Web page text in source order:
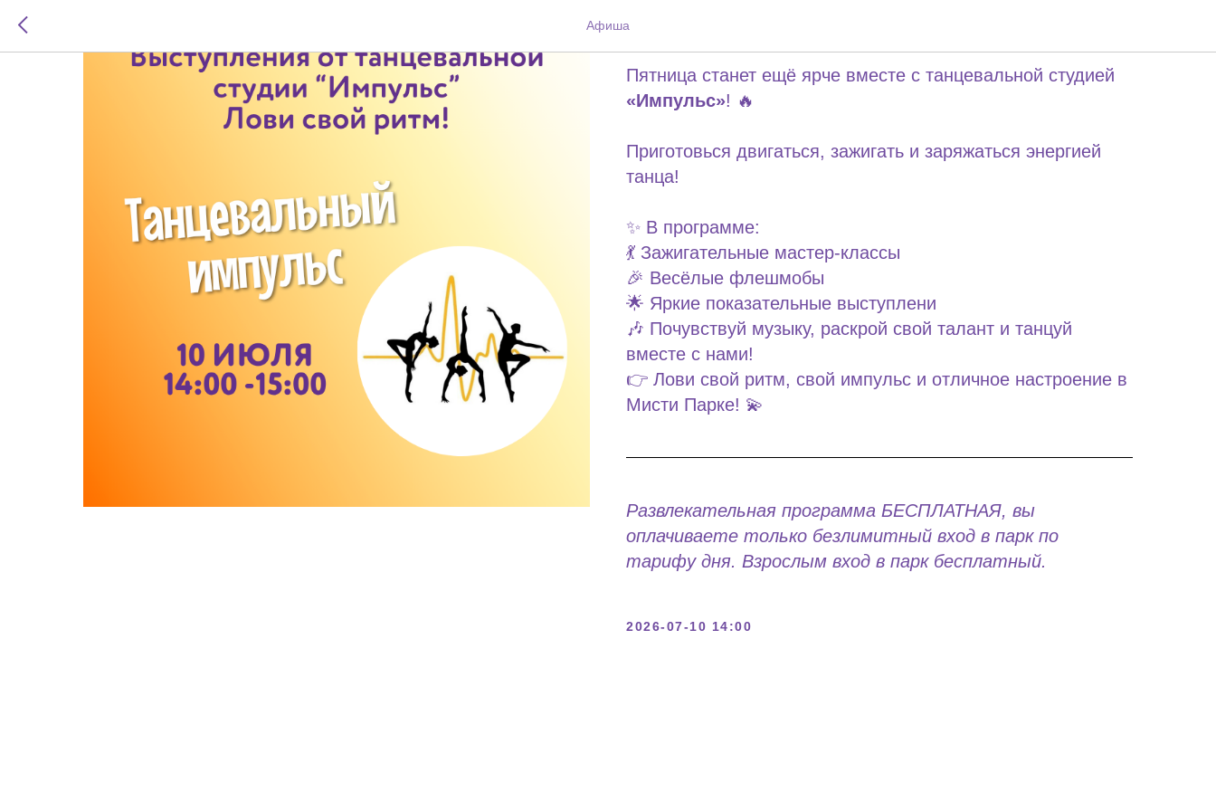
АфишаТАНЦЕВАЛЬНЫЙ ИМПУЛЬС
Пятница станет ещё ярче вместе с танцевальной студией
«Импульс»! 🔥
Приготовься двигаться, зажигать и заряжаться энергией
танца!
✨ В программе:
💃 Зажигательные мастер-классы
🎉 Весёлые флешмобы
🌟 Яркие показательные выступлени
🎶 Почувствуй музыку, раскрой свой талант и танцуй
вместе с нами!
👉 Лови свой ритм, свой импульс и отличное настроение в
Мисти Парке! 💫
Развлекательная программа БЕСПЛАТНАЯ, вы
оплачиваете только безлимитный вход в парк по
тарифу дня. Взрослым вход в парк бесплатный.
2026-07-10 14:00